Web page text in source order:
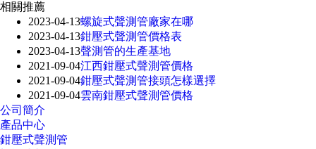
相關推薦
2023-04-13螺旋式聲測管廠家在哪
2023-04-13鉗壓式聲測管價格表
2023-04-13聲測管的生產基地
2021-09-04江西鉗壓式聲測管價格
2021-09-04鉗壓式聲測管接頭怎樣選擇
2021-09-04雲南鉗壓式聲測管價格
公司簡介
產品中心
鉗壓式聲測管